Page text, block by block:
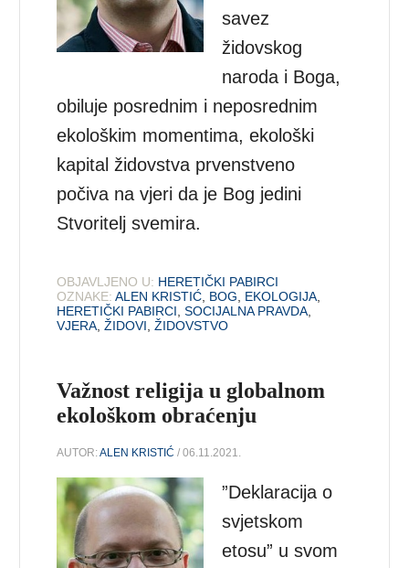
savez
židovskog
naroda i Boga,
obiluje posrednim i neposrednim
ekološkim momentima, ekološki
kapital židovstva prvenstveno
počiva na vjeri da je Bog jedini
Stvoritelj svemira.
OBJAVLJENO U: HERETIČKI PABIRCI
OZNAKE: ALEN KRISTIĆ BOG EKOLOGIJA
HERETIČKI PABIRCI ,SOCIJALNA PRAVDA
VJERA ,ŽIDOVI ,ŽIDOVSTVO
Važnost religija u globalnom
ekološkom obraćenju
AUTOR:ALEN KRISTIĆ / 06.11.2021.
”Deklaracija o
svjetskom
etosu” u svom